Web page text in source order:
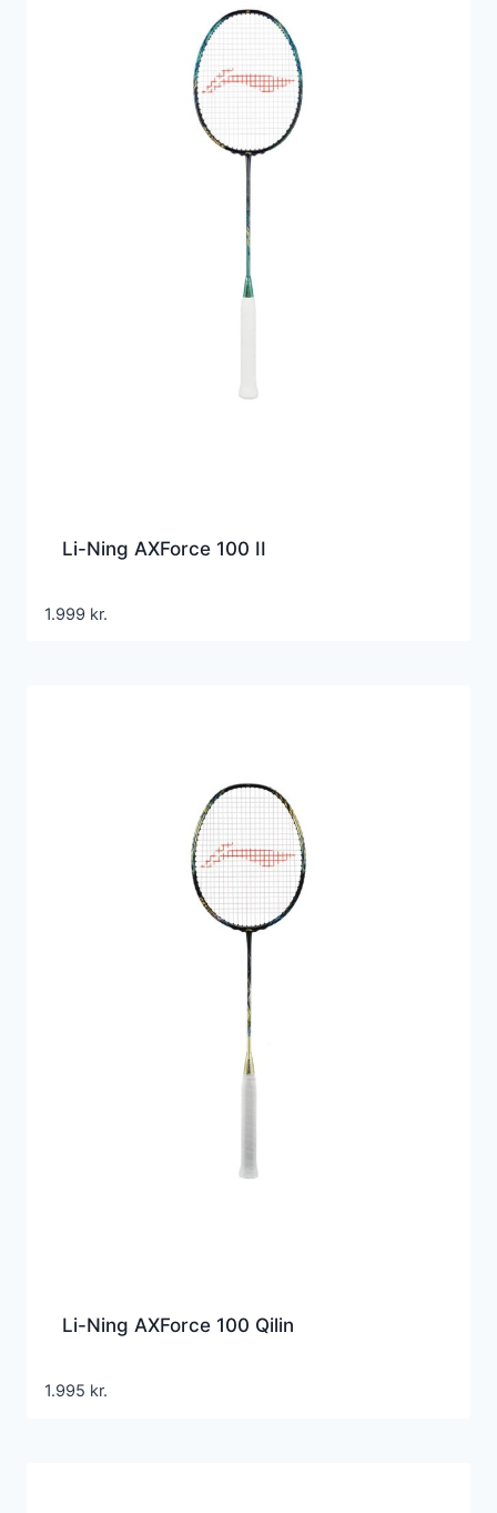
Li-Ning AXForce 100 II
1.999 kr.
Li-Ning AXForce 100 Qilin
1.995 kr.